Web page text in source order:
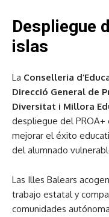
Despliegue
islas
La Conselleria
Direcció General de
Diversitat i Millora
despliegue del PROA+
mejorar el éxito
del alumnado
Las Illes Balears
trabajo estatal y
comunidades